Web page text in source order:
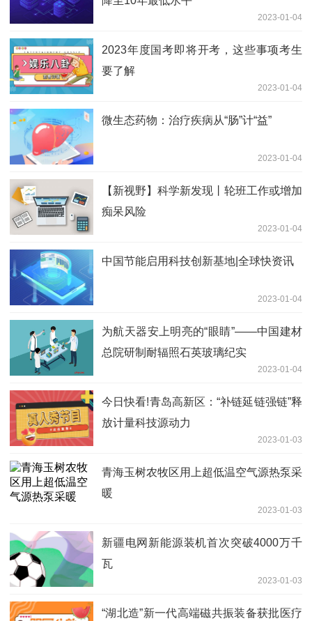
2023-01-04
2023年度国考即将开考，这些事项考生
要了解
2023-01-04
微生态药物：治疗疾病从“肠”计“益”
2023-01-04
【新视野】科学新发现丨轮班工作或增加
痴呆风险
2023-01-04
中国节能启用科技创新基地|全球快资讯
2023-01-04
为航天器安上明亮的“眼睛”——中国建材
总院研制耐辐照石英玻璃纪实
2023-01-04
今日快看!青岛高新区：“补链延链强链”释
放计量科技源动力
2023-01-03
青海玉树农牧区用上超低温空气源热泵采
暖
2023-01-03
新疆电网新能源装机首次突破4000万千
瓦
2023-01-03
“湖北造”新一代高端磁共振装备获批医疗